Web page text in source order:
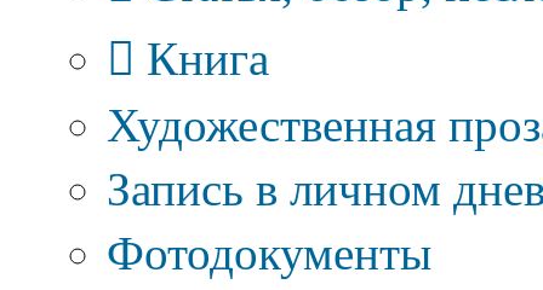
Книга
Художественная
Запись в личном
Фотодокументы